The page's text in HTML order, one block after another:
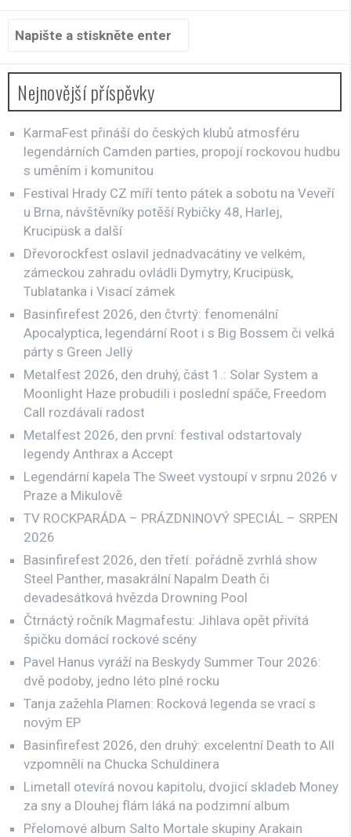
Hledat:
Nejnovější příspěvky
KarmaFest přináší do českých klubů atmosféru
legendárních Camden parties, propojí rockovou hudbu
s uměním i komunitou
Festival Hrady CZ míří tento pátek a sobotu na Veveří
u Brna, návštěvníky potěší Rybičky 48, Harlej,
Krucipüsk a další
Dřevorockfest oslavil jednadvacátiny ve velkém,
zámeckou zahradu ovládli Dymytry, Krucipüsk,
Tublatanka i Visací zámek
Basinfirefest 2026, den čtvrtý: fenomenální
Apocalyptica, legendární Root i s Big Bossem či velká
párty s Green Jellÿ
Metalfest 2026, den druhý, část 1.: Solar System a
Moonlight Haze probudili i poslední spáče, Freedom
Call rozdávali radost
Metalfest 2026, den první: festival odstartovaly
legendy Anthrax a Accept
Legendární kapela The Sweet vystoupí v srpnu 2026 v
Praze a Mikulově
TV ROCKPARÁDA – PRÁZDNINOVÝ SPECIÁL – SRPEN
2026
Basinfirefest 2026, den třetí: pořádně zvrhlá show
Steel Panther, masakrální Napalm Death či
devadesátková hvězda Drowning Pool
Čtrnáctý ročník Magmafestu: Jihlava opět přivítá
špičku domácí rockové scény
Pavel Hanus vyráží na Beskydy Summer Tour 2026:
dvě podoby, jedno léto plné rocku
Tanja zažehla Plamen: Rocková legenda se vrací s
novým EP
Basinfirefest 2026, den druhý: excelentní Death to All
vzpomněli na Chucka Schuldinera
Limetall otevírá novou kapitolu, dvojicí skladeb Money
za sny a Dlouhej flám láká na podzimní album
Přelomové album Salto Mortale skupiny Arakain